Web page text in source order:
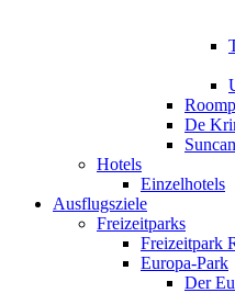
De
Hotels
Einzelhotels
Ausflugsziele
Freizeitparks
Freizeitpark
Europa-Park
Der